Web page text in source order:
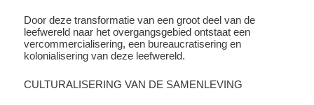
Door deze transformatie van een groot deel van de
leefwereld naar het overgangsgebied ontstaat een
vercommercialisering, een bureaucratisering en
kolonialisering van deze leefwereld.
CULTURALISERING VAN DE SAMENLEVING